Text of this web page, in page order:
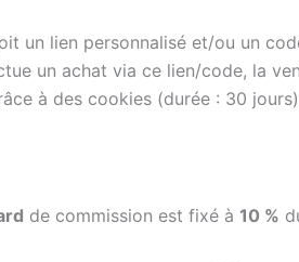
un lien personnalisé et/ou un
un achat via ce lien/code, la
à des cookies (durée : 30
de commission est fixé à 10 %